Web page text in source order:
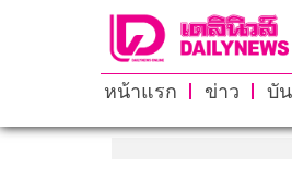
หน้าแรก ข่าว บั